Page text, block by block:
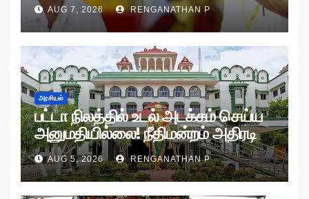
AUG 7, 2026 RENGANATHAN P
அரசியல்
பட்டா நிலத்தில் உடல் அடக்கம் செய்ய
அனுமதியில்லை! நீதிமன்றம் அதிரடி
உத்தரவு!
AUG 5, 2026 RENGANATHAN P